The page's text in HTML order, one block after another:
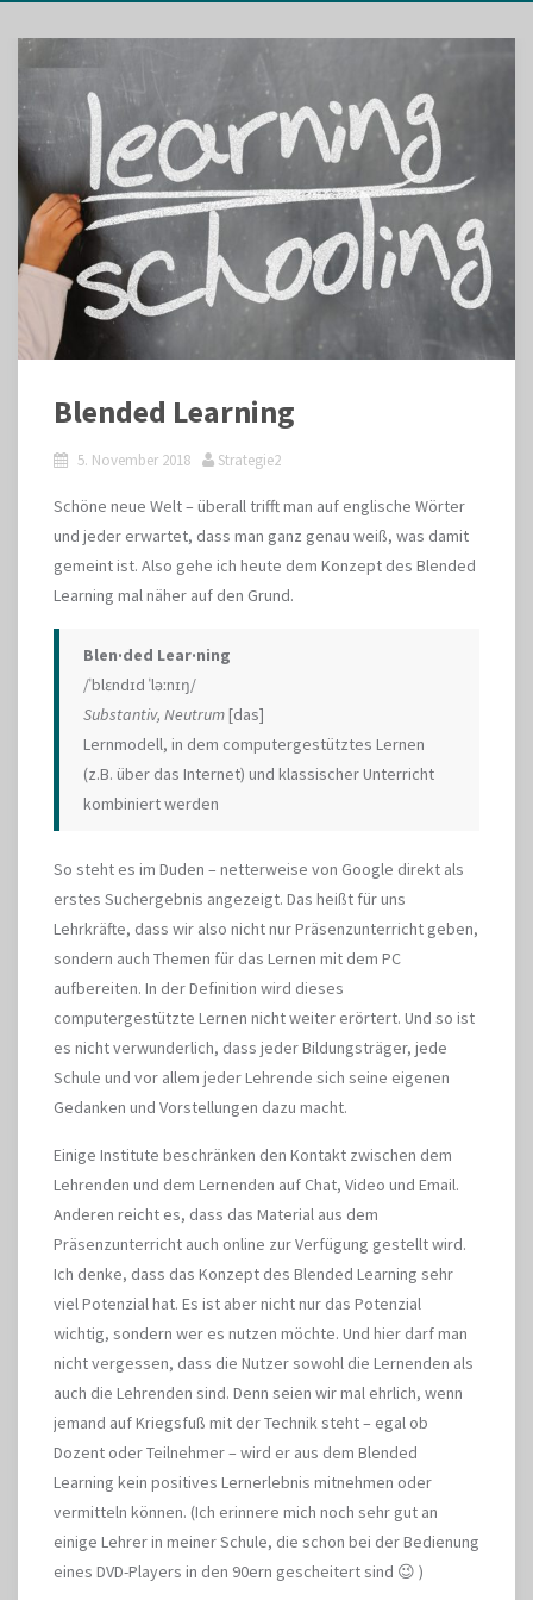
Blended Learning
5. November 2018 Strategie2
Schöne neue Welt – überall trifft man auf englische Wörter
und jeder erwartet, dass man ganz genau weiß, was damit
gemeint ist. Also gehe ich heute dem Konzept des Blended
Learning mal näher auf den Grund.
Blen·ded Lear·ning
/ˈblɛndɪd ˈləːnɪŋ/
Substantiv, Neutrum[das]
Lernmodell, in dem computergestütztes Lernen
(z.B. über das Internet) und klassischer Unterricht
kombiniert werden
So steht es im Duden – netterweise von Google direkt als
erstes Suchergebnis angezeigt. Das heißt für uns
Lehrkräfte, dass wir also nicht nur Präsenzunterricht geben,
sondern auch Themen für das Lernen mit dem PC
aufbereiten. In der Definition wird dieses
computergestützte Lernen nicht weiter erörtert. Und so ist
es nicht verwunderlich, dass jeder Bildungsträger, jede
Schule und vor allem jeder Lehrende sich seine eigenen
Gedanken und Vorstellungen dazu macht.
Einige Institute beschränken den Kontakt zwischen dem
Lehrenden und dem Lernenden auf Chat, Video und Email.
Anderen reicht es, dass das Material aus dem
Präsenzunterricht auch online zur Verfügung gestellt wird.
Ich denke, dass das Konzept des Blended Learning sehr
viel Potenzial hat. Es ist aber nicht nur das Potenzial
wichtig, sondern wer es nutzen möchte. Und hier darf man
nicht vergessen, dass die Nutzer sowohl die Lernenden als
auch die Lehrenden sind. Denn seien wir mal ehrlich, wenn
jemand auf Kriegsfuß mit der Technik steht – egal ob
Dozent oder Teilnehmer – wird er aus dem Blended
Learning kein positives Lernerlebnis mitnehmen oder
vermitteln können. (Ich erinnere mich noch sehr gut an
einige Lehrer in meiner Schule, die schon bei der Bedienung
eines DVD-Players in den 90ern gescheitert sind 😉 )